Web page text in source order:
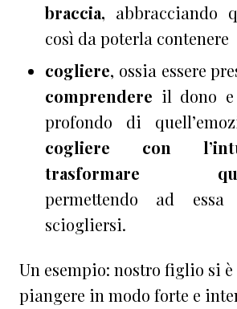
braccia, abbracciando
così da poterla contenere
cogliere, ossia essere
comprendere il dono
profondo di
cogliere con
trasformare
permettendo ad
sciogliersi.
Un esempio: nostro figlio si è
piangere in modo forte e